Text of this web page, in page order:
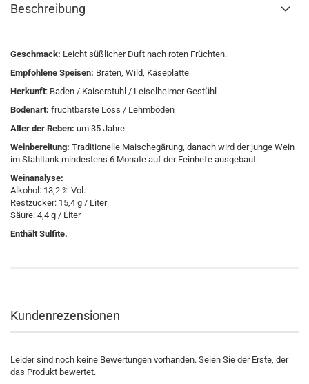
Beschreibung
Geschmack: Leicht süßlicher Duft nach roten Früchten.
Empfohlene Speisen: Braten, Wild, Käseplatte
Herkunft: Baden / Kaiserstuhl / Leiselheimer Gestühl
Bodenart: fruchtbarste Löss / Lehmböden
Alter der Reben: um 35 Jahre
Weinbereitung: Traditionelle Maischegärung, danach wird der junge Wein
im Stahltank mindestens 6 Monate auf der Feinhefe ausgebaut.
Weinanalyse:
Alkohol: 13,2 % Vol.
Restzucker: 15,4 g / Liter
Säure: 4,4 g / Liter
Enthält Sulfite.
Kundenrezensionen
Leider sind noch keine Bewertungen vorhanden. Seien Sie der Erste, der
das Produkt bewertet.